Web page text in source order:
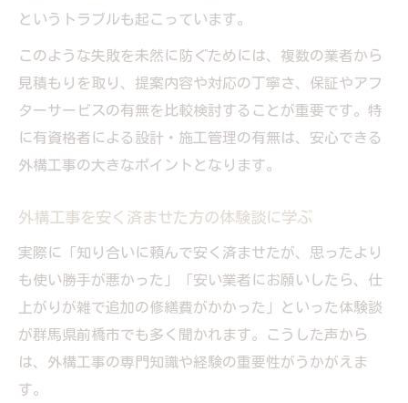
というトラブルも起こっています。
このような失敗を未然に防ぐためには、複数の業者から
見積もりを取り、提案内容や対応の丁寧さ、保証やアフ
ターサービスの有無を比較検討することが重要です。特
に有資格者による設計・施工管理の有無は、安心できる
外構工事の大きなポイントとなります。
外構工事を安く済ませた方の体験談に学ぶ
実際に「知り合いに頼んで安く済ませたが、思ったより
も使い勝手が悪かった」「安い業者にお願いしたら、仕
上がりが雑で追加の修繕費がかかった」といった体験談
が群馬県前橋市でも多く聞かれます。こうした声から
は、外構工事の専門知識や経験の重要性がうかがえま
す。